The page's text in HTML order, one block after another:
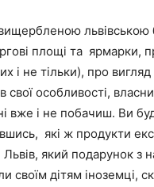
львівською
площі та ярмарки,
і не тільки), про
свої особливості,
вже і не побачиш. Ви
які ж продукти
який подарунок з
своїм дітям іноземці,